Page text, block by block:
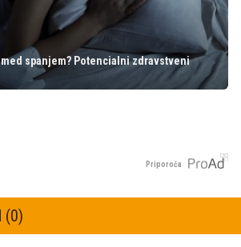
spanjem? Potencialni zdravstveni
Priporoča
(0)